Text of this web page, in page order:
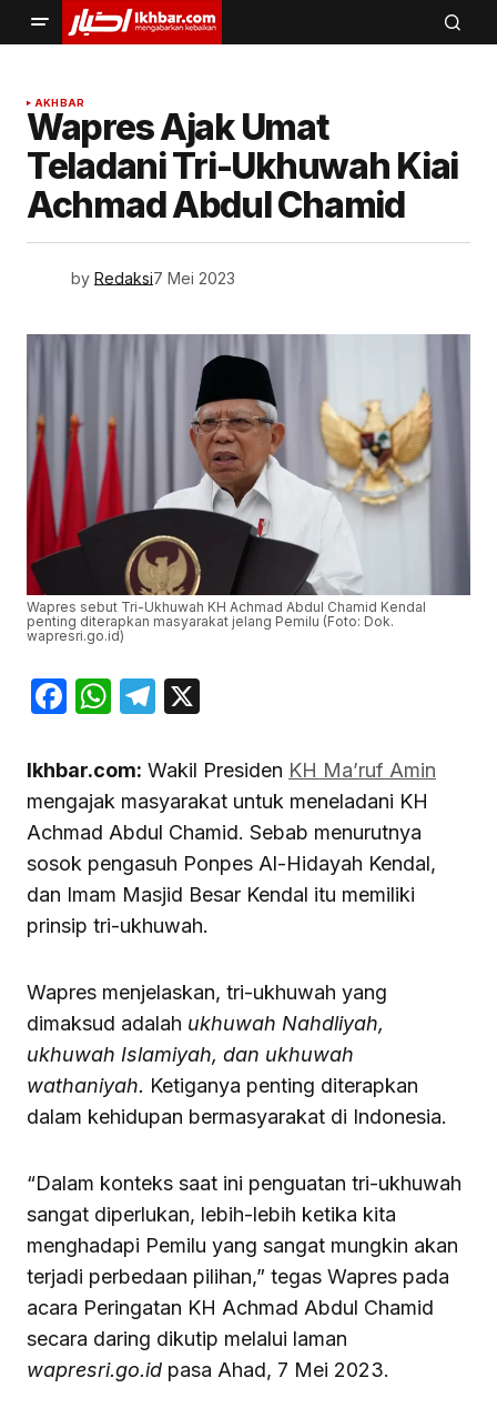
AKHBAR
Wapres Ajak Umat
Teladani Tri-Ukhuwah Kiai
Achmad Abdul Chamid
by Redaksi7 Mei 2023
Wapres sebut Tri-Ukhuwah KH Achmad Abdul Chamid Kendal
penting diterapkan masyarakat jelang Pemilu (Foto: Dok.
wapresri.go.id)
Facebook
WhatsApp
Telegram
Ikhbar.com: Wakil Presiden KH Ma’ruf Amin
mengajak masyarakat untuk meneladani KH
Achmad Abdul Chamid. Sebab menurutnya
sosok pengasuh Ponpes Al-Hidayah Kendal,
dan Imam Masjid Besar Kendal itu memiliki
prinsip tri-ukhuwah.
Wapres menjelaskan, tri-ukhuwah yang
dimaksud adalah ukhuwah Nahdliyah,
ukhuwah Islamiyah, dan ukhuwah
wathaniyah. Ketiganya penting diterapkan
dalam kehidupan bermasyarakat di Indonesia.
“Dalam konteks saat ini penguatan tri-ukhuwah
sangat diperlukan, lebih-lebih ketika kita
menghadapi Pemilu yang sangat mungkin akan
terjadi perbedaan pilihan,” tegas Wapres pada
acara Peringatan KH Achmad Abdul Chamid
secara daring dikutip melalui laman
wapresri.go.id pasa Ahad, 7 Mei 2023.